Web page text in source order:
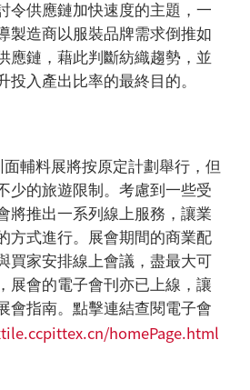
令供應鏈加快速度的主題，一
製造商以服裝品牌需求倒推如
應鏈，藉此判斷紡織趨勢，並
投入產出比率的最終目的。
輔料展將按原定計劃舉行，但
少的旅遊限制。考慮到一些受
將推出一系列線上服務，讓業
方式進行。展會期間的商業配
買家安排線上會議，盡最大可
展會的電子會刊亦已上線，讓
會指南。點擊連結查閱電子會
homePage.html